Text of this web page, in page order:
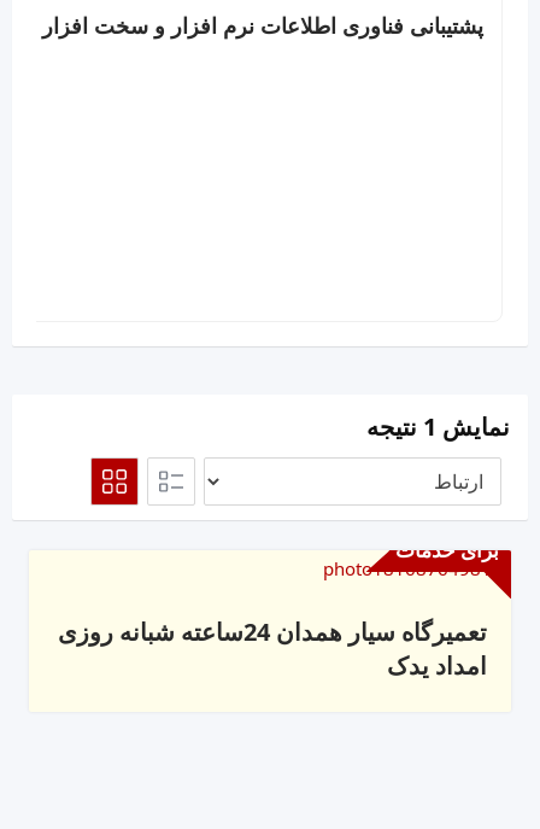
پشتیبانی فناوری اطلاعات نرم افزار و سخت افزار
نمایش 1 نتیجه
برای خدمات
تعمیرگاه سیار همدان 24ساعته شبانه روزی
امداد یدک